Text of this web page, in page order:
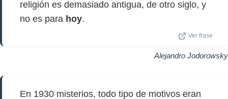
religión es demasiado antigua, de otro siglo, y
no es para hoy.
Ver frase
Alejandro Jodorowsky
En 1930 misterios, todo tipo de motivos eran